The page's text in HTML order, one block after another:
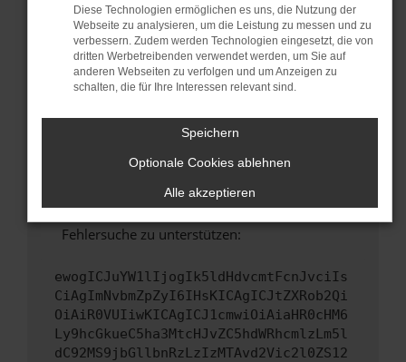
Betriebssystem auf dem neuesten Stand
sind.
Veraltete Software birgt nicht nur ein
Sicherheitsrisiko, sondern kann auch dazu
führen, dass bestimmte Funktionen nicht mehr
Wende dich an den Webseitenbetreiber.
Wenn du alle oben genannten Schritte versucht
hast, kontaktiere uns bitte. Wir werden
versuchen, das Problem zu beheben. Du kannst
uns diesen Text schicken, um uns bei der
Fehlersuche zu unterstützen:
ewogICJuYW1lIjogIk5ldHdvcmtFcnJvciIs
CiAgImNvbmZpZyI6IHsKICAgICJtZXRob2Qi
OiAiR0VUIiwKICAgICJ1cmwiOiAiaHR0cHM6
Ly9hcGkueC5ha3MtcHJvZC5hdWRhcmlzLm5l
dC92MS9jbGllbnRzLzIzMTAvd2Vic2l0ZS12
Diese Technologien ermöglichen es uns, die Nutzung der
Webseite zu analysieren, um die Leistung zu messen und zu
verbessern. Zudem werden Technologien eingesetzt, die von
dritten Werbetreibenden verwendet werden, um Sie auf
anderen Webseiten zu verfolgen und um Anzeigen zu
schalten, die für Ihre Interessen relevant sind.
Speichern
Optionale Cookies ablehnen
Alle akzeptieren